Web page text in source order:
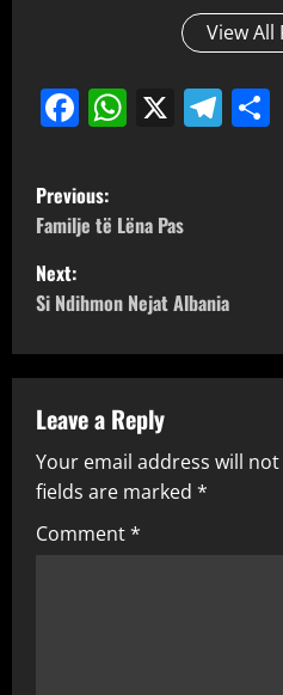
View All
Facebook
X
P
o
s
n
a
v
i
Previous:
Familje të Lëna Pas
Next:
Si Ndihmon Nejat Albania
Leave a Reply
Your email address will
fields are marked *
Comment*